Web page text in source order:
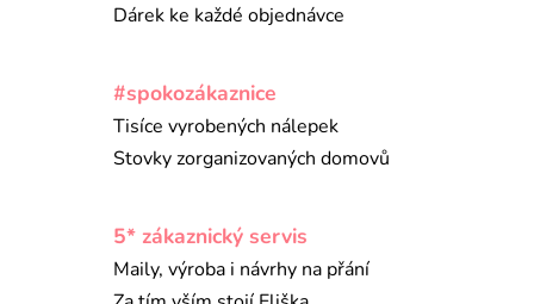
Dárek ke každé objednávce
#spokozákaznice
Tisíce vyrobených nálepek
Stovky zorganizovaných domovů
5* zákaznický servis
Maily, výroba i návrhy na přání